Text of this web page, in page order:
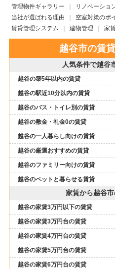
管理物件ギャラリー
リノベーショ
当社が選ばれる理由
空室対策のポ
賃貸管理システム
建物管理 家
越谷市の賃
人気条件で越谷
越谷の築5年以内の賃貸
越谷の駅近10分以内の賃貸
越谷のバス・トイレ別の賃貸
越谷の敷金・礼金0の賃貸
越谷の一人暮らし向けの賃貸
越谷の厳選おすすめの賃貸
越谷のファミリー向けの賃貸
越谷のペットと暮らせる賃貸
家賃から越谷
越谷の家賃3万円以下の賃貸
越谷の家賃3万円台の賃貸
越谷の家賃4万円台の賃貸
越谷の家賃5万円台の賃貸
越谷の家賃6万円台の賃貸